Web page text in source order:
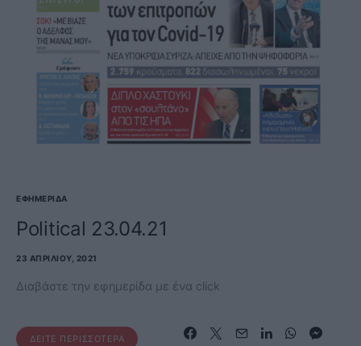
ΕΦΗΜΕΡΊΔΑ
Political 23.04.21
23 ΑΠΡΙΛΊΟΥ, 2021
Διαβάστε την εφημερίδα με ένα click
ΔΕΊΤΕ ΠΕΡΙΣΣΌΤΕΡΑ